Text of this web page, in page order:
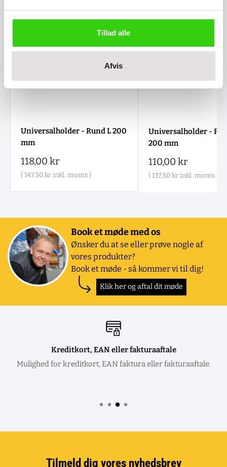
Tillad alle
Afvis
Universalholder - Rund L 200
mm
Salgspris
118,00 kr
( 147,50 kr inkl. moms )
Universalholder -
200 mm
Salgspris
110,00 kr
( 137,50 krinkl. moms )
Book et møde med os
Ønsker du at se eller prøve nogle af
vores produkter?
Book et møde - så kommer vi til dig!
Klik her og aftal dit møde
Kreditkort, EAN eller fakturaaftale
Mulighed for kreditkort, EAN faktura eller fakturaaftale.
Tilmeld dig vores nyhedsbrev